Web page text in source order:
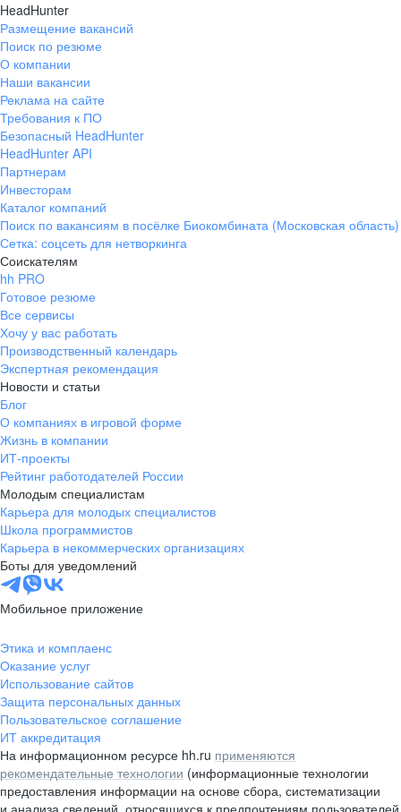
HeadHunter
Размещение вакансий
Поиск по резюме
О компании
Наши вакансии
Реклама на сайте
Требования к ПО
Безопасный HeadHunter
HeadHunter API
Партнерам
Инвесторам
Каталог компаний
Поиск по вакансиям в посёлке Биокомбината (Московская область)
Сетка: соцсеть для нетворкинга
Соискателям
hh PRO
Готовое резюме
Все сервисы
Хочу у вас работать
Производственный календарь
Экспертная рекомендация
Новости и статьи
Блог
О компаниях в игровой форме
Жизнь в компании
ИТ-проекты
Рейтинг работодателей России
Молодым специалистам
Карьера для молодых специалистов
Школа программистов
Карьера в некоммерческих организациях
Боты для уведомлений
Мобильное приложение
Этика и комплаенс
Оказание услуг
Использование сайтов
Защита персональных данных
Пользовательское соглашение
ИТ аккредитация
На информационном ресурсе hh.ru применяются
рекомендательные технологии (информационные технологии
предоставления информации на основе сбора, систематизации
и анализа сведений, относящихся к предпочтениям пользователей